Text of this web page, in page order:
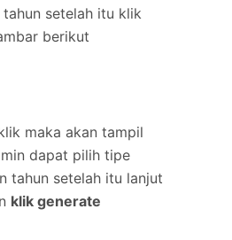
setelah itu klik
berikut
maka akan tampil
dapat pilih tipe
tahun setelah itu lanjut
klik generate